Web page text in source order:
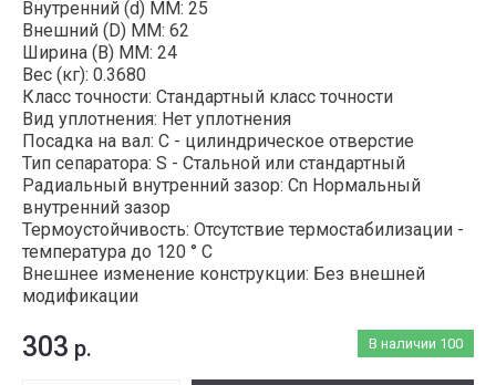
Внутренний (d) ММ: 25
Внешний (D) ММ: 62
Ширина (B) MM: 24
Вес (кг): 0.3680
Класс точности: Стандартный класс точности
Вид уплотнения: Нет уплотнения
Посадка на вал: C - цилиндрическое отверстие
Тип сепаратора: S - Стальной или стандартный
Радиальный внутренний зазор: Cn Нормальный
внутренний зазор
Термоустойчивость: Отсутствие термостабилизации -
температура до 120 ° C
Внешнее изменение конструкции: Без внешней
модификации
В наличии 100
303 р.